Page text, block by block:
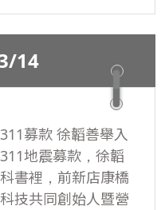
機裡的祕密》和
選第80梯次好書大
14
募款 徐韜善舉入
地震募款，徐韜
書裡，前新店康橋
技共同創始人暨營